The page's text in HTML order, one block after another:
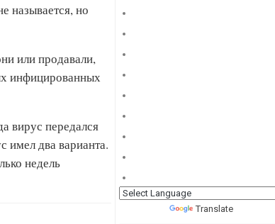
называется, но
или продавали,
инфицированных
вирус передался
имел два варианта.
недель
Translate